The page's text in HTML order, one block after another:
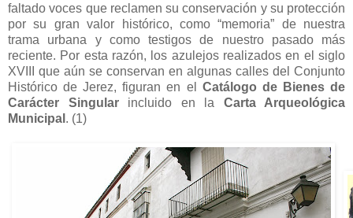
faltado voces que reclamen su conservación y su protección
por su gran valor histórico, como “memoria” de nuestra
trama urbana y como testigos de nuestro pasado más
reciente. Por esta razón, los azulejos realizados en el siglo
XVIII que aún se conservan en algunas calles del Conjunto
Histórico de Jerez, figuran en el Catálogo de Bienes de
Carácter Singularincluido en la Carta Arqueológica
Municipal . (1)